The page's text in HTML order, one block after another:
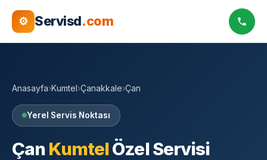
⚙ Servisd.com
Anasayfa›Kumtel›Çanakkale›Çan
Yerel Servis Noktası
ÇanKumtelÖzel Servisi